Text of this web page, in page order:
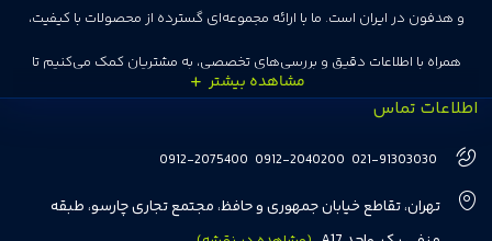
و هدفون در ایران است. ما با ارائه مجموعه‌ای گسترده از محصولات با کیفیت،
همراه با اطلاعات دقیق و بررسی‌های تخصصی، به مشتریان کمک می‌کنیم تا
انتخاب‌های درست و هوشمندانه‌ای داشته باشند. تهران اسپیکر با تجربه‌ای بیش از
هفت سال در این زمینه، بر ایجاد تجربه خریدی آسان، سریع و مطمئن تمرکز دارد تا
مشتریان بتوانند با خیالی آسوده از انتخاب خود لذت ببرند. ما به رضایت و اعتماد
اطلاعات تماس
021-91303030
0912-2040200
0912-2075400
تهران، تقاطع خیابان جمهوری و حافظ، مجتمع تجاری چارسو، طبقه